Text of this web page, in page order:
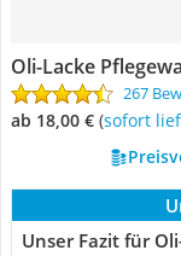
Oli-Lacke
267
ab 18,00 € ( Sofort
Unser Fazit für